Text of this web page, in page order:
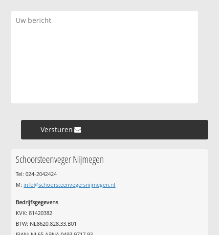
Versturen »
Schoorsteenveger Nijmegen
Tel: 024-2042424
M: info@schoorsteenvegersnijmegen.nl
Bedrijfsgegevens
KVK: 81420382
BTW: NL8620.828.33.B01